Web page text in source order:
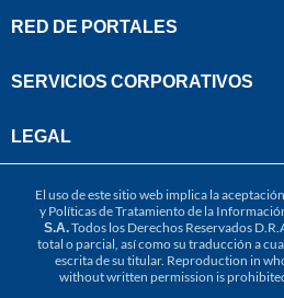
RED DE PORTALES
SERVICIOS CORPORATIVOS
LEGAL
El uso de este sitio web implica la
y Políticas de Tratamiento de la
S.A.Todos los Derechos Reservados
total o parcial, así como su traducción a
escrita de su titular. Reproduction in
without written permission is